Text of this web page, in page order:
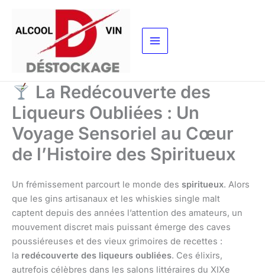
contenu
La Redécouverte des
Liqueurs Oubliées : Un
Voyage Sensoriel au Cœur
de l’Histoire des Spiritueux
Un frémissement parcourt le monde des spiritueux. Alors
que les gins artisanaux et les whiskies single malt
captent depuis des années l’attention des amateurs, un
mouvement discret mais puissant émerge des caves
poussiéreuses et des vieux grimoires de recettes :
la redécouverte des liqueurs oubliées. Ces élixirs,
autrefois célèbres dans les salons littéraires du XIXe